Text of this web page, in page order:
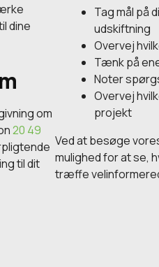
dine
om
20 49
til dit
Tag mål på
udskiftning
Overvej
Tænk på
Noter
Overvej
projekt
Ved at besøge
mulighed for at se,
træffe